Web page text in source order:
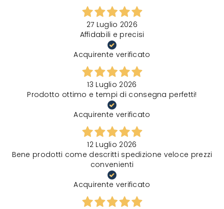
27 Luglio 2026
Affidabili e precisi
Acquirente verificato
13 Luglio 2026
Prodotto ottimo e tempi di consegna perfetti!
Acquirente verificato
12 Luglio 2026
Bene prodotti come descritti spedizione veloce prezzi
convenienti
Acquirente verificato